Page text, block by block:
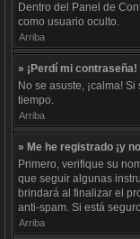
Dentro del Panel de
como usuario oculto.
Arriba
» ¡Perdí mi contraseña!
No se asuste, ¡calma!
tiempo.
Arriba
» Me he registrado ¡y
Primero, verifique su
que seguir algunas
brindará al finalizar el
anti-spam. Si está
Arriba